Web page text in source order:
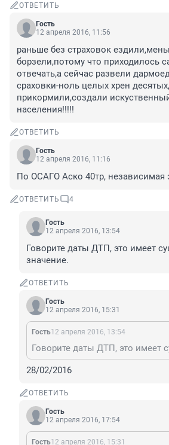
ОТВЕТИТЬ
Гость
12 апреля 2016, 11:56
раньше без страховок
борзели,потому что приходилось
отвечать,а сейчас развели
сраховки-ноль целых хрен
прикормили,создали
населения!!!!!
ОТВЕТИТЬ
Гость
12 апреля 2016, 11:16
По ОСАГО Аско 40тр, независимая
ОТВЕТИТЬ 4
Гость
12 апреля 2016, 13:54
Говорите даты ДТП, это имеет
значение.
ОТВЕТИТЬ
Гость
12 апреля 2016, 15:31
Гость12 апреля 2016, 13:54
28/02/2016
ОТВЕТИТЬ
Гость
12 апреля 2016, 17:54
Гость12 апреля 2016, 15:31